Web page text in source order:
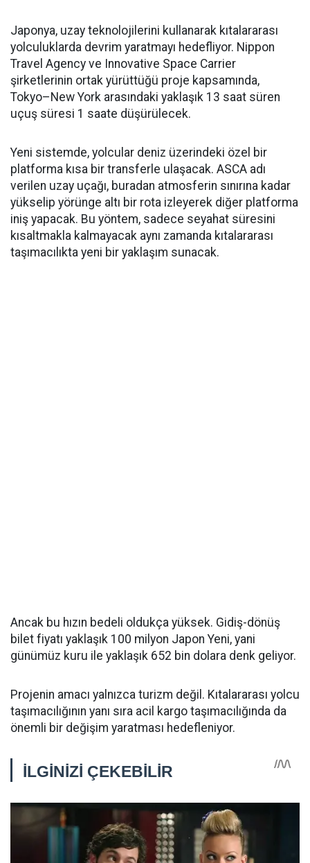
Japonya, uzay teknolojilerini kullanarak kıtalararası
yolculuklarda devrim yaratmayı hedefliyor. Nippon
Travel Agency ve Innovative Space Carrier
şirketlerinin ortak yürüttüğü proje kapsamında,
Tokyo–New York arasındaki yaklaşık 13 saat süren
uçuş süresi 1 saate düşürülecek.
Yeni sistemde, yolcular deniz üzerindeki özel bir
platforma kısa bir transferle ulaşacak. ASCA adı
verilen uzay uçağı, buradan atmosferin sınırına kadar
yükselip yörünge altı bir rota izleyerek diğer platforma
iniş yapacak. Bu yöntem, sadece seyahat süresini
kısaltmakla kalmayacak aynı zamanda kıtalararası
taşımacılıkta yeni bir yaklaşım sunacak.
Ancak bu hızın bedeli oldukça yüksek. Gidiş-dönüş
bilet fiyatı yaklaşık 100 milyon Japon Yeni, yani
günümüz kuru ile yaklaşık 652 bin dolara denk geliyor.
Projenin amacı yalnızca turizm değil. Kıtalararası yolcu
taşımacılığının yanı sıra acil kargo taşımacılığında da
önemli bir değişim yaratması hedefleniyor.